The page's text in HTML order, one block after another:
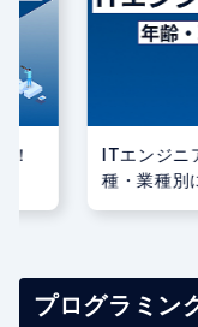
！
ITエンジニ
種・業種別
プログラミン